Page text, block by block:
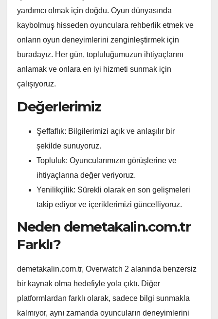
yardımcı olmak için doğdu. Oyun dünyasında
kaybolmuş hisseden oyunculara rehberlik etmek ve
onların oyun deneyimlerini zenginleştirmek için
buradayız. Her gün, topluluğumuzun ihtiyaçlarını
anlamak ve onlara en iyi hizmeti sunmak için
çalışıyoruz.
Değerlerimiz
Şeffaflık: Bilgilerimizi açık ve anlaşılır bir
şekilde sunuyoruz.
Topluluk: Oyuncularımızın görüşlerine ve
ihtiyaçlarına değer veriyoruz.
Yenilikçilik: Sürekli olarak en son gelişmeleri
takip ediyor ve içeriklerimizi güncelliyoruz.
Neden demetakalin.com.tr
Farklı?
demetakalin.com.tr, Overwatch 2 alanında benzersiz
bir kaynak olma hedefiyle yola çıktı. Diğer
platformlardan farklı olarak, sadece bilgi sunmakla
kalmıyor, aynı zamanda oyuncuların deneyimlerini